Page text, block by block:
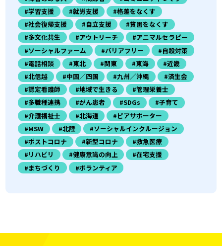
#学習支援
#就労支援
#格差をなくす
#社会復帰支援
#自立支援
#貧困をなくす
#多文化共生
#アウトリーチ
#アニマルセラピー
#ソーシャルファーム
#バリアフリー
#自殺対策
#電話相談
#東北 #関東 #東海
#近畿
#北信越
#中国／四国 #九州／沖縄
#済生会
#認定看護師
#地域で生きる
#管理栄養士
#多職種連携
#がん患者 #SDGs
#子育て
#介護福祉士
#北海道
#ピアサポーター
#MSW
#北陸
#ソーシャルインクルージョン
#ポストコロナ
#新型コロナ
#救急医療
#リハビリ
#健康意識の向上
#在宅支援
#まちづくり
#ボランティア